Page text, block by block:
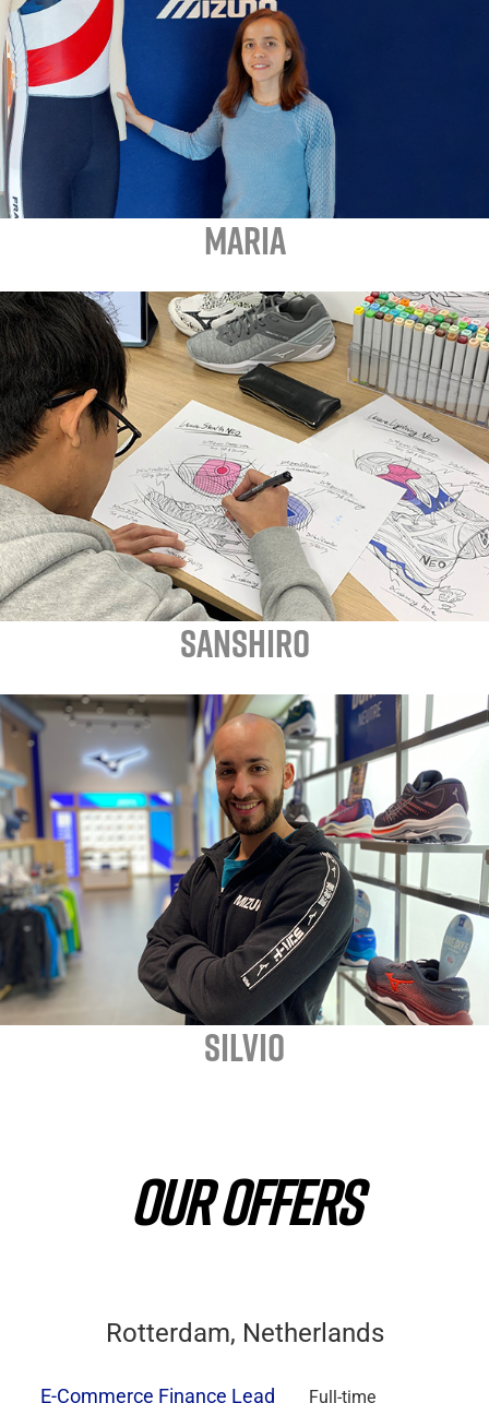
MARIA
SANSHIRO
SILVIO
OUR OFFERS
Rotterdam, Netherlands
E-Commerce Finance Lead Full-time